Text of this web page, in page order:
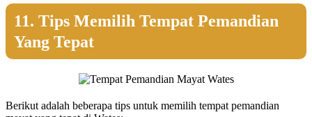
11. Tips Memilih Tempat Pemandian
Yang Tepat
Berikut adalah beberapa tips untuk memilih tempat pemandian